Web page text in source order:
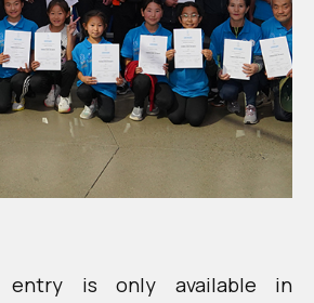
entry is only available in